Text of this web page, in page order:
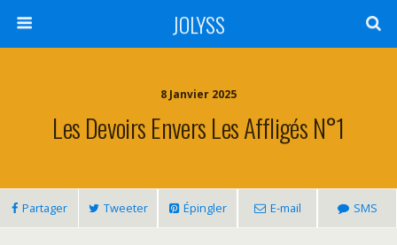
JOLYSS
8 Janvier 2025
Les Devoirs Envers Les Affligés N°1
Partager Tweeter Épingler E-mail SMS